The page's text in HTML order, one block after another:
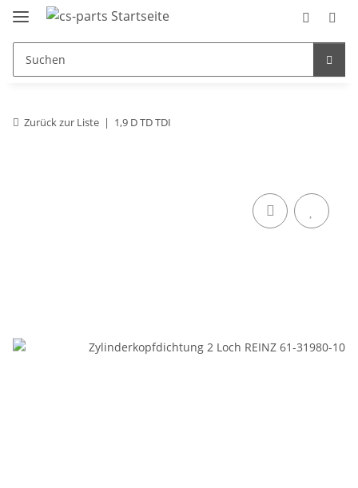
Zurück zur Liste 1,9 D TD TDI